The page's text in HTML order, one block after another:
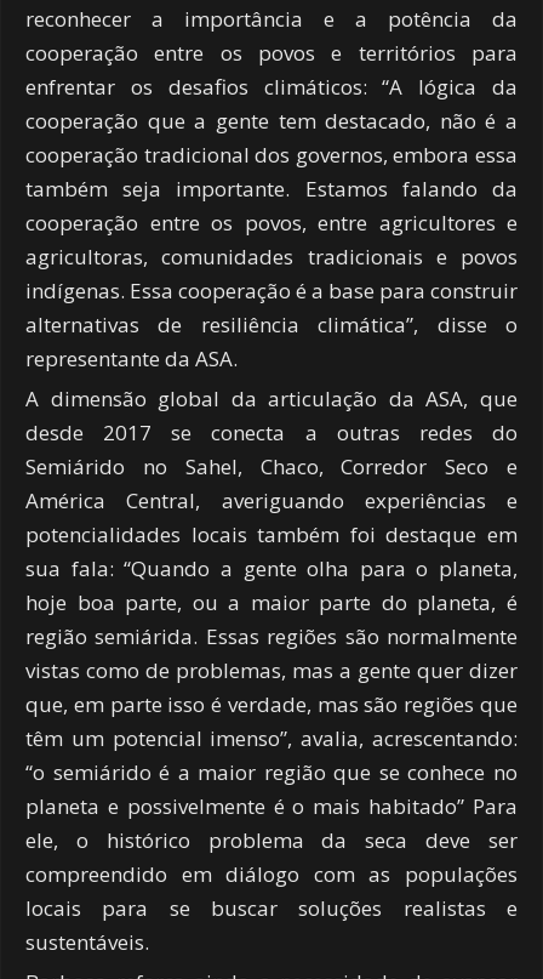
reconhecer a importância e a potência da
cooperação entre os povos e territórios para
enfrentar os desafios climáticos: “A lógica da
cooperação que a gente tem destacado, não é a
cooperação tradicional dos governos, embora essa
também seja importante. Estamos falando da
cooperação entre os povos, entre agricultores e
agricultoras, comunidades tradicionais e povos
indígenas. Essa cooperação é a base para construir
alternativas de resiliência climática”, disse o
representante da ASA.
A dimensão global da articulação da ASA, que
desde 2017 se conecta a outras redes do
Semiárido no Sahel, Chaco, Corredor Seco e
América Central, averiguando experiências e
potencialidades locais também foi destaque em
sua fala: “Quando a gente olha para o planeta,
hoje boa parte, ou a maior parte do planeta, é
região semiárida. Essas regiões são normalmente
vistas como de problemas, mas a gente quer dizer
que, em parte isso é verdade, mas são regiões que
têm um potencial imenso”, avalia, acrescentando:
“o semiárido é a maior região que se conhece no
planeta e possivelmente é o mais habitado” Para
ele, o histórico problema da seca deve ser
compreendido em diálogo com as populações
locais para se buscar soluções realistas e
sustentáveis.